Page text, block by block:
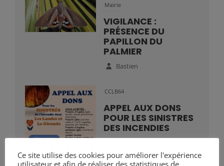
Mairie
VIGILANCE :
PRÉSENCE DU
PAPILLON DU
PALMIER
Bastien
CCLB64
APPEL AUX DONS
POUR LES SINISTRES
DES INCENDIES
Ce site utilise des cookies pour améliorer l'expérience
utilisateur et afin de réaliser des statistiques de